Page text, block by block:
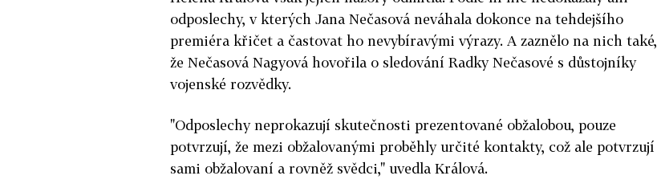
odposlechy, v kterých Jana Nečasová neváhala dokonce na tehdejšího
premiéra křičet a častovat ho nevybíravými výrazy. A zaznělo na nich také,
že Nečasová Nagyová hovořila o sledování Radky Nečasové s důstojníky
vojenské rozvědky.
"Odposlechy neprokazují skutečnosti prezentované obžalobou, pouze
potvrzují, že mezi obžalovanými proběhly určité kontakty, což ale potvrzují
sami obžalovaní a rovněž svědci," uvedla Králová.